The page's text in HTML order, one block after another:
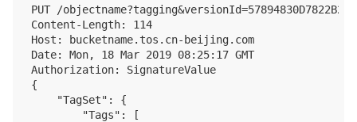
PUT /
Content‐Length: 114
Host: bucketname.tos.cn-beijing.com
Date: Mon, 18 Mar 2019 08:25:17 GMT
Authorization: SignatureValue
{
    "TagSet": {
        "Tags": [